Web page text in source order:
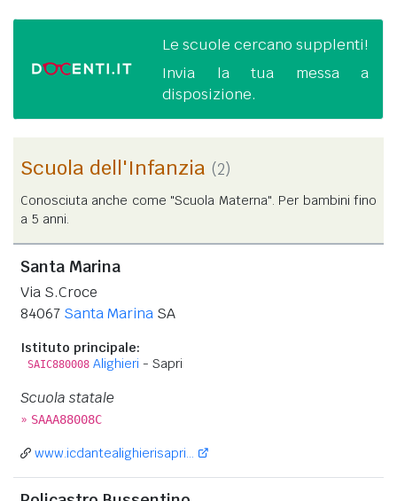
Le scuole cercano supplenti!
Invia la tua messa a
disposizione.
Scuola dell'Infanzia (2)
Conosciuta anche come "Scuola Materna". Per bambini fino
a 5 anni.
Santa Marina
Via S.Croce
84067 Santa Marina SA
Istituto principale:
SAIC880008 Alighieri - Sapri
Scuola statale
» SAAA88008C
www.icdantealighierisapri...